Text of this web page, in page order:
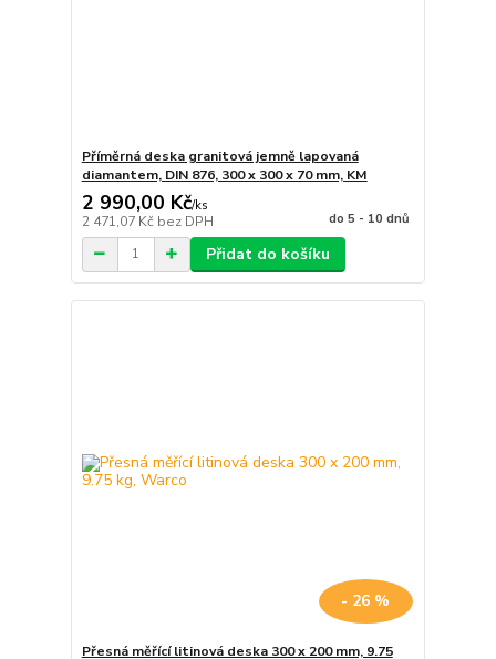
Příměrná deska granitová jemně lapovaná
diamantem, DIN 876, 300 x 300 x 70 mm, KM
2 990,00 Kč/ks
2 471,07 Kč bez DPH do 5 - 10 dnů
Přidat do košíku
- 26 %
Přesná měřící litinová deska 300 x 200 mm, 9.75